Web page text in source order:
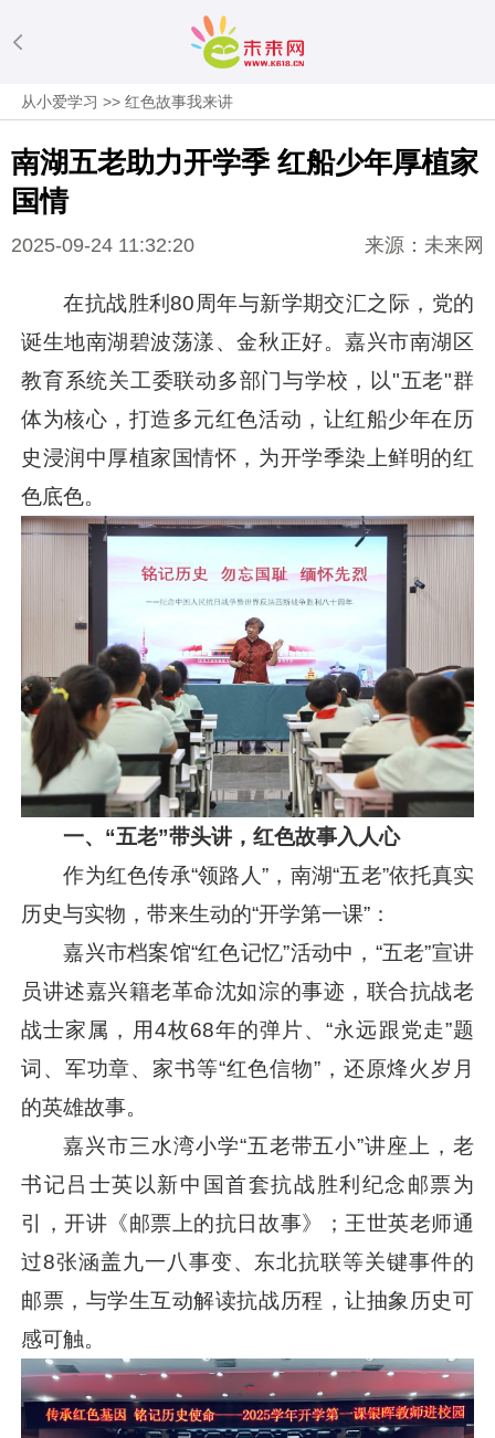
从小爱学习 >>红色故事我来讲
南湖五老助力开学季 红船少年厚植家
国情
2025-09-24 11:32:20 来源：未来网
在抗战胜利80周年与新学期交汇之际，党的
诞生地南湖碧波荡漾、金秋正好。嘉兴市南湖区
教育系统关工委联动多部门与学校，以"五老"群
体为核心，打造多元红色活动，让红船少年在历
史浸润中厚植家国情怀，为开学季染上鲜明的红
色底色。
一、“五老”带头讲，红色故事入人心
作为红色传承“领路人”，南湖“五老”依托真实
历史与实物，带来生动的“开学第一课”：
嘉兴市档案馆“红色记忆”活动中，“五老”宣讲
员讲述嘉兴籍老革命沈如淙的事迹，联合抗战老
战士家属，用4枚68年的弹片、“永远跟党走”题
词、军功章、家书等“红色信物”，还原烽火岁月
的英雄故事。
嘉兴市三水湾小学“五老带五小”讲座上，老
书记吕士英以新中国首套抗战胜利纪念邮票为
引，开讲《邮票上的抗日故事》；王世英老师通
过8张涵盖九一八事变、东北抗联等关键事件的
邮票，与学生互动解读抗战历程，让抽象历史可
感可触。